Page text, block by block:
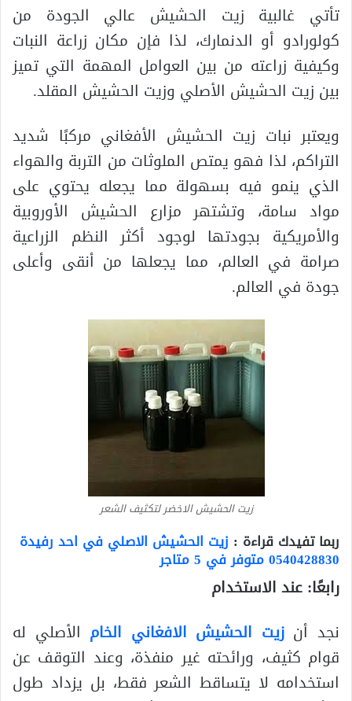
تأتي غالبية زيت الحشيش عالي الجودة من
كولورادو أو الدنمارك، لذا فإن مكان زراعة النبات
وكيفية زراعته من بين العوامل المهمة التي تميز
بين زيت الحشيش الأصلي وزيت الحشيش المقلد.
ويعتبر نبات زيت الحشيش الأفغاني مركبًا شديد
التراكم، لذا فهو يمتص الملوثات من التربة والهواء
الذي ينمو فيه بسهولة مما يجعله يحتوي على
مواد سامة، وتشتهر مزارع الحشيش الأوروبية
والأمريكية بجودتها لوجود أكثر النظم الزراعية
صرامة في العالم، مما يجعلها من أنقى وأعلى
جودة في العالم.
زيت الحشيش الاخضر لتكثيف الشعر
ربما تفيدك قراءة : زيت الحشيش الاصلي في احد رفيدة
0540428830 متوفر في 5 متاجر
رابعًا: عند الاستخدام
نجد أن زيت الحشيش الافغاني الخام الأصلي له
قوام كثيف، ورائحته غير منفذة، وعند التوقف عن
استخدامه لا يتساقط الشعر فقط، بل يزداد طول